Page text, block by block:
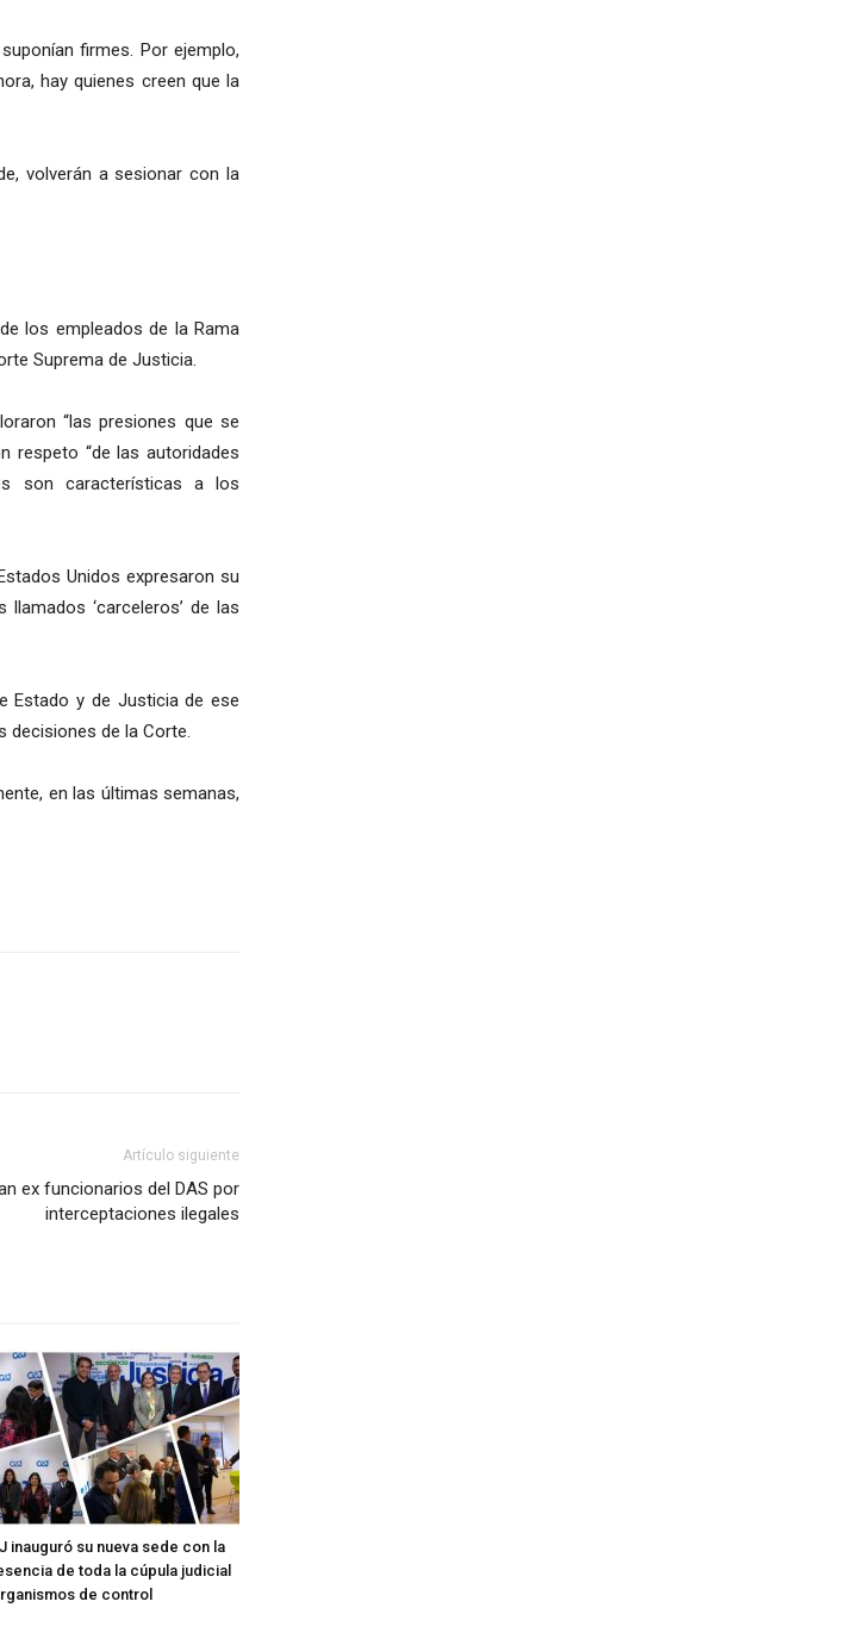
firmes. Por ejemplo,
hay quienes creen que la
volverán a sesionar con la
los empleados de la Rama
Suprema de Justicia.
“las presiones que se
respeto “de las autoridades
son características a los
Unidos expresaron su
‘carceleros’ de las
Estado y de Justicia de ese
decisiones de la Corte.
en las últimas semanas,
Artículo siguiente
ex funcionarios del DAS por
interceptaciones ilegales
inauguró su nueva sede con la
de toda la cúpula judicial
de control